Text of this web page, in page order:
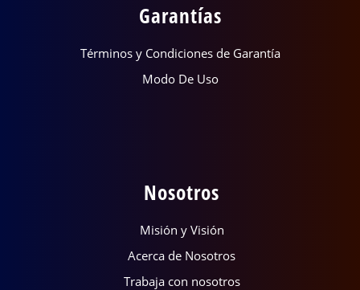
Garantías
Términos y Condiciones de Garantía
Modo De Uso
Nosotros
Misión y Visión
Acerca de Nosotros
Trabaja con nosotros